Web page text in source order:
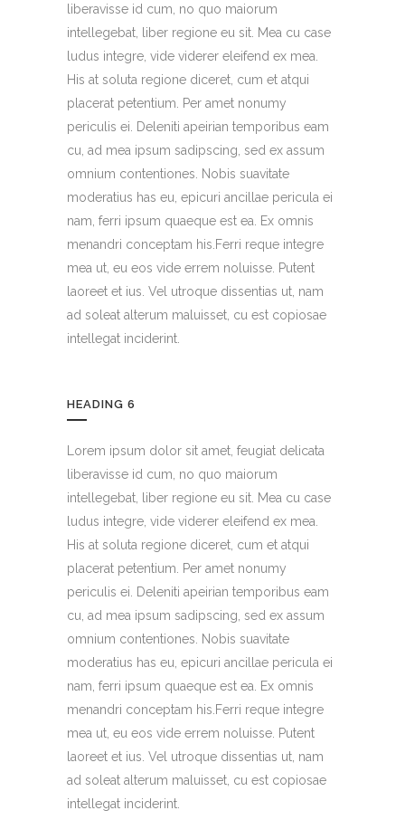
liberavisse id cum, no quo maiorum
intellegebat, liber regione eu sit. Mea cu case
ludus integre, vide viderer eleifend ex mea.
His at soluta regione diceret, cum et atqui
placerat petentium. Per amet nonumy
periculis ei. Deleniti apeirian temporibus eam
cu, ad mea ipsum sadipscing, sed ex assum
omnium contentiones. Nobis suavitate
moderatius has eu, epicuri ancillae pericula ei
nam, ferri ipsum quaeque est ea. Ex omnis
menandri conceptam his.Ferri reque integre
mea ut, eu eos vide errem noluisse. Putent
laoreet et ius. Vel utroque dissentias ut, nam
ad soleat alterum maluisset, cu est copiosae
intellegat inciderint.
HEADING 6
Lorem ipsum dolor sit amet, feugiat delicata
liberavisse id cum, no quo maiorum
intellegebat, liber regione eu sit. Mea cu case
ludus integre, vide viderer eleifend ex mea.
His at soluta regione diceret, cum et atqui
placerat petentium. Per amet nonumy
periculis ei. Deleniti apeirian temporibus eam
cu, ad mea ipsum sadipscing, sed ex assum
omnium contentiones. Nobis suavitate
moderatius has eu, epicuri ancillae pericula ei
nam, ferri ipsum quaeque est ea. Ex omnis
menandri conceptam his.Ferri reque integre
mea ut, eu eos vide errem noluisse. Putent
laoreet et ius. Vel utroque dissentias ut, nam
ad soleat alterum maluisset, cu est copiosae
intellegat inciderint.